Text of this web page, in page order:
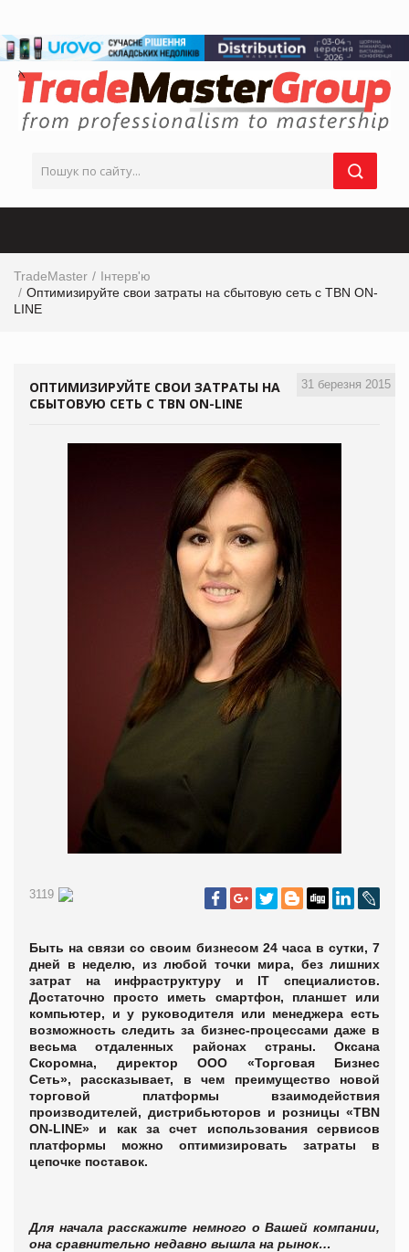
TradeMaster
Інтерв'ю
Оптимизируйте свои затраты на сбытовую сеть с TBN ON-
LINE
31 березня 2015
ОПТИМИЗИРУЙТЕ СВОИ ЗАТРАТЫ НА
СБЫТОВУЮ СЕТЬ С TBN ON-LINE
3119
Быть на связи со своим бизнесом 24 часа в сутки, 7
дней в неделю, из любой точки мира, без лишних
затрат на инфраструктуру и IT специалистов.
Достаточно просто иметь смартфон, планшет или
компьютер, и у руководителя или менеджера есть
возможность следить за бизнес-процессами даже в
весьма отдаленных районах страны. Оксана
Скоромна, директор ООО «Торговая Бизнес
Сеть», рассказывает, в чем преимущество новой
торговой платформы взаимодействия
производителей, дистрибьюторов и розницы «TBN
ON-LINE» и как за счет использования сервисов
платформы можно оптимизировать затраты
в
цепочке поставок.
Для начала расскажите немного о Вашей компании,
она сравнительно недавно вышла на рынок…